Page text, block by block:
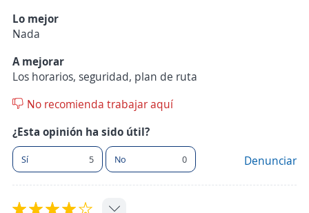
Lo mejor
Nada
A mejorar
Los horarios, seguridad, plan de ruta
No recomienda trabajar aquí
¿Esta opinión ha sido útil?
Sí 5 No 0 Denunciar